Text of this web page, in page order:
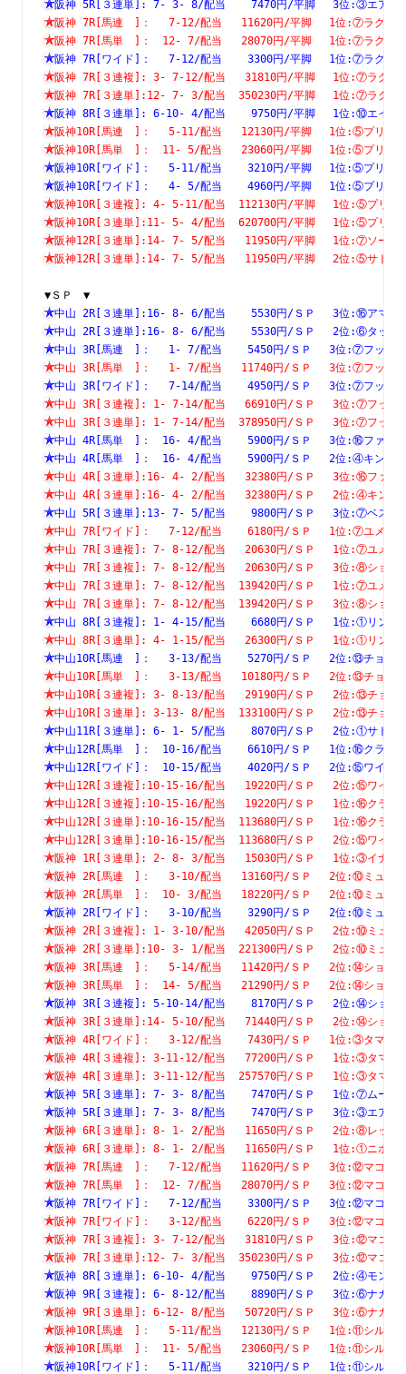
阪神 5R[３連単]: 7- 3- 8/配当    7470円/平脚　 3
阪神 7R[馬連　]：　 7-12/配当   11620円/平
阪神 7R[馬単　]：　12- 7/配当   28070円/平
阪神 7R[ワイド]：　 7-12/配当    3300円/平
阪神 7R[３連複]: 3- 7-12/配当   31810円/平
阪神 7R[３連単]:12- 7- 3/配当  350230円/平
阪神 8R[３連単]: 6-10- 4/配当    9750円/平脚　 1
阪神10R[馬連　]：　 5-11/配当   12130円/平脚　 1位:⑤プリメラ
阪神10R[馬単　]：　11- 5/配当   23060円/平脚　 1位:⑤プリメラ
阪神10R[ワイド]：　 5-11/配当    3210円/平脚　 1位:⑤プリメラ
阪神10R[ワイド]：　 4- 5/配当    4960円/平脚　 1位:⑤プリメラ
阪神10R[３連複]: 4- 5-11/配当  112130円/平脚　 1位:⑤プリメラ
阪神10R[３連単]:11- 5- 4/配当  620700円/平脚　 1位:⑤プリメラ
阪神12R[３連単]:14- 7- 5/配当   11950円/平脚　 1
阪神12R[３連単]:14- 7- 5/配当   11950円/平脚　 2位
▼ＳＰ　▼
中山 2R[３連単]:16- 8- 6/配当    5530円/ＳＰ
中山 2R[３連単]:16- 8- 6/配当    5530円/ＳＰ　
中山 3R[馬連　]：　 1- 7/配当    5450円/ＳＰ　 3
中山 3R[馬単　]：　 1- 7/配当   11740円/ＳＰ　 3
中山 3R[ワイド]：　 7-14/配当    4950円/ＳＰ　 3
中山 3R[３連複]: 1- 7-14/配当   66910円/ＳＰ　 3
中山 3R[３連単]: 1- 7-14/配当  378950円/ＳＰ　 3
中山 4R[馬単　]：　16- 4/配当    5900円/ＳＰ　
中山 4R[馬単　]：　16- 4/配当    5900円/ＳＰ　 2
中山 4R[３連単]:16- 4- 2/配当   32380円/ＳＰ　
中山 4R[３連単]:16- 4- 2/配当   32380円/ＳＰ　 2
中山 5R[３連単]:13- 7- 5/配当    9800円/ＳＰ　 3
中山 7R[ワイド]：　 7-12/配当    6180円/ＳＰ　 1
中山 7R[３連複]: 7- 8-12/配当   20630円/ＳＰ　 1
中山 7R[３連複]: 7- 8-12/配当   20630円/ＳＰ　 3位
中山 7R[３連単]: 7- 8-12/配当  139420円/ＳＰ　 1
中山 7R[３連単]: 7- 8-12/配当  139420円/ＳＰ　 3位
中山 8R[３連複]: 1- 4-15/配当    6680円/ＳＰ　 1
中山 8R[３連単]: 4- 1-15/配当   26300円/ＳＰ　
中山10R[馬連　]：　 3-13/配当    5270円/ＳＰ　 2位:⑬チョコ
中山10R[馬単　]：　 3-13/配当   10180円/ＳＰ　 2位:⑬チョコ
中山10R[３連複]: 3- 8-13/配当   29190円/ＳＰ　 2位:⑬チョコ
中山10R[３連単]: 3-13- 8/配当  133100円/ＳＰ　 2位:⑬チョ
中山11R[３連単]: 6- 1- 5/配当    8070円/ＳＰ　 2位:①サトノノ
中山12R[馬単　]：　10-16/配当    6610円/Ｓ
中山12R[ワイド]：　10-15/配当    4020円/ＳＰ　 2
中山12R[３連複]:10-15-16/配当   19220円/ＳＰ　 2
中山12R[３連複]:10-15-16/配当   19220円/Ｓ
中山12R[３連単]:10-16-15/配当  113680円/Ｓ
中山12R[３連単]:10-16-15/配当  113680円/ＳＰ　 2
阪神 1R[３連単]: 2- 8- 3/配当   15030円/ＳＰ　 1
阪神 2R[馬連　]：　 3-10/配当   13160円/ＳＰ　 2
阪神 2R[馬単　]：　10- 3/配当   18220円/ＳＰ　 2
阪神 2R[ワイド]：　 3-10/配当    3290円/ＳＰ　 2
阪神 2R[３連複]: 1- 3-10/配当   42050円/ＳＰ　 2
阪神 2R[３連単]:10- 3- 1/配当  221300円/ＳＰ　 2
阪神 3R[馬連　]：　 5-14/配当   11420円/ＳＰ　 2位
阪神 3R[馬単　]：　14- 5/配当   21290円/ＳＰ　 2位
阪神 3R[３連複]: 5-10-14/配当    8170円/ＳＰ　 2位
阪神 3R[３連単]:14- 5-10/配当   71440円/ＳＰ　 2位
阪神 4R[ワイド]：　 3-12/配当    7430円/ＳＰ　 1
阪神 4R[３連複]: 3-11-12/配当   77200円/ＳＰ　
阪神 4R[３連単]: 3-11-12/配当  257570円/ＳＰ　
阪神 5R[３連単]: 7- 3- 8/配当    7470円/ＳＰ　 1
阪神 5R[３連単]: 7- 3- 8/配当    7470円/ＳＰ　 3
阪神 6R[３連単]: 8- 1- 2/配当   11650円/ＳＰ　 2
阪神 6R[３連単]: 8- 1- 2/配当   11650円/ＳＰ　 1位
阪神 7R[馬連　]：　 7-12/配当   11620円/ＳＰ　 3
阪神 7R[馬単　]：　12- 7/配当   28070円/ＳＰ　 3
阪神 7R[ワイド]：　 7-12/配当    3300円/ＳＰ　 3
阪神 7R[ワイド]：　 3-12/配当    6220円/ＳＰ　 3
阪神 7R[３連複]: 3- 7-12/配当   31810円/ＳＰ　 3
阪神 7R[３連単]:12- 7- 3/配当  350230円/ＳＰ　 3
阪神 8R[３連単]: 6-10- 4/配当    9750円/ＳＰ　
阪神 9R[３連複]: 6- 8-12/配当    8890円/ＳＰ　 3位:⑥ナガラ
阪神 9R[３連単]: 6-12- 8/配当   50720円/ＳＰ　 3位:⑥ナガラ
阪神10R[馬連　]：　 5-11/配当   12130円/ＳＰ　 1位:⑪シルクド
阪神10R[馬単　]：　11- 5/配当   23060円/ＳＰ　 1位:⑪シルクド
阪神10R[ワイド]：　 5-11/配当    3210円/ＳＰ　 1位:⑪シルクド